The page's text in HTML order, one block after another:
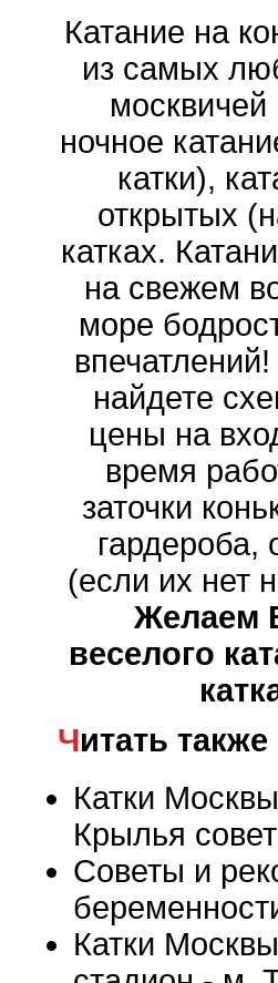
Катание на
из самых
ночное
катки),
открытых
катках.
на свежем
море
найдете
цены на
время
заточки
(если их нет
Желаем
веселого
Читать также
Катки
Крылья
Советы и
Катки